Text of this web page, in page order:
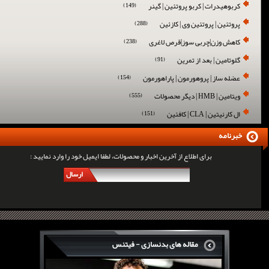
کربوهیدرات | کربو پروتئین | گینر (149)
پروتئین | پروتئین وی | کازئین (288)
کاهش وزن|چربی سوز|قرص لاغری (238)
گلوتامین | بعد از تمرین (91)
عضله ساز | پروهورمون | پاراهورمون (154)
ویتامین | HMB | دیگر محصولات (555)
ال کارنیتین | CLA | کافئین (151)
برای اطلاع از آخرین اخبار و محصولات، لطفا ایمیل خود را وارد نمایید :
ارسال
خبرنامه
مقاله های بدنسازی - فیتنس